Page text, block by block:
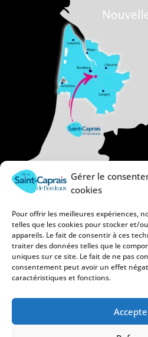
Gérer le
cookies
Pour offrir les meilleures expériences,
telles que les cookies pour stocker et/
appareils. Le fait de consentir à ces
traiter des données telles que le
uniques sur ce site. Le fait de ne pas
consentement peut avoir un effet
caractéristiques et fonctions.